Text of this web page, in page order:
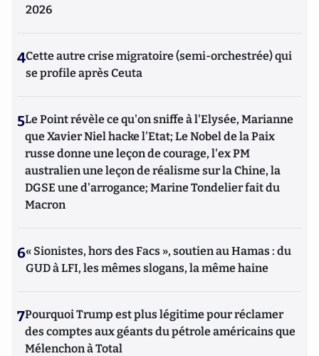
2026
4Cette autre crise migratoire (semi-orchestrée) qui
se profile après Ceuta
5Le Point révèle ce qu'on sniffe à l'Elysée, Marianne
que Xavier Niel hacke l'Etat; Le Nobel de la Paix
russe donne une leçon de courage, l'ex PM
australien une leçon de réalisme sur la Chine, la
DGSE une d'arrogance; Marine Tondelier fait du
Macron
6« Sionistes, hors des Facs », soutien au Hamas : du
GUD à LFI, les mêmes slogans, la même haine
7Pourquoi Trump est plus légitime pour réclamer
des comptes aux géants du pétrole américains que
Mélenchon à Total